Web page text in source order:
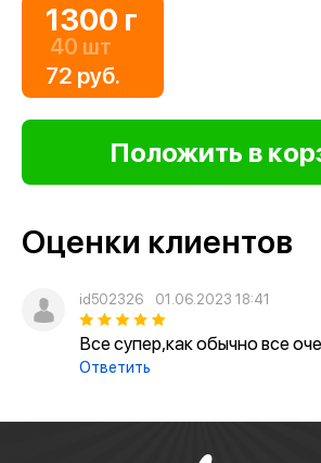
1300 г
40 шт
72 руб.
Оценки клиентов
id502326 01.06.2023 18:41
Все супер,как обычно все
Ответить